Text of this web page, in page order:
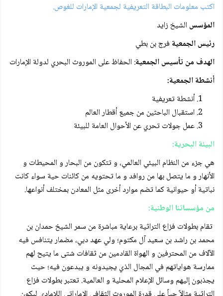
اكتب معلومات البطاقة التعريفية لجمعية الإمارات للغوص.
المؤسس الشيخ زايد
رئيس الجمعيةفرج بن بطي
الهدف من تأسيس الجمعية: الحفاظ على الموروث البحري لدولة الإمارات
أنشطة الجمعية:
أنشطة تعريفية
استقبال الباحثين من جميع أقطار العالم
عمل جولات تحري عن الأحوال العامة للبيئة
البيئة البحرية:
هي جزء من النظام البيئي العالمي، و تتكون من البحار و المحيطات و
الأنهار و ما يتصل بها من روافد و ما تحتويه من كائنات حية سواء كانت
نباتية أو حيوانية كما تضم موارد أخرى مثل المعادن بمختلف أنواعها.
من مؤسساتنا الوطنية:
تقام بطولات فزاع التراثية برعاية مباشرة من سمر الشيخ حمدان بن
محمد بن راشد بن سعيد آل مكتوم؛ ولي عهد دبي، مضمار يتنافس فيه
الآلاف من المحترفين و الهواة القادمين من ثقافات شتى ما يتيح لهم
ممارسة هواياتهم في المجال الذي يجيدونه و يبدعون فيه؛ حيث
يجذبون إليهم وسائل الإعلام المحلية و العالمية. تعتبر بطولات فزاع